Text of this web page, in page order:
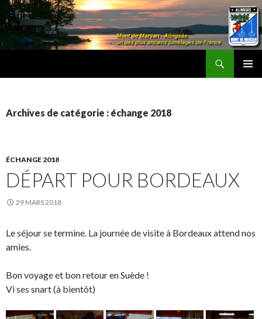
Archives de catégorie : échange 2018
ÉCHANGE 2018
DÉPART POUR BORDEAUX
29 MARS 2018
Le séjour se termine. La journée de visite à Bordeaux attend nos
amies.
Bon voyage et bon retour en Suède !
Vi ses snart (à bientôt)